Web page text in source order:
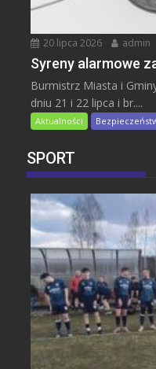
20 lipca 2026 admin
Syreny alarmowe
Burmistrz Miasta i
dniu 21 i 22 lipca i br....
Aktualności
SPORT